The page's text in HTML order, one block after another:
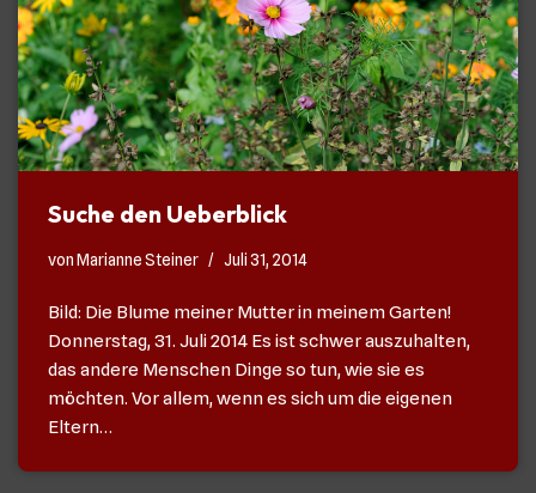
Suche den Ueberblick
vonMarianne Steiner Juli 31, 2014
Bild: Die Blume meiner Mutter in meinem Garten!
Donnerstag, 31. Juli 2014 Es ist schwer auszuhalten,
das andere Menschen Dinge so tun, wie sie es
möchten. Vor allem, wenn es sich um die eigenen
Eltern…